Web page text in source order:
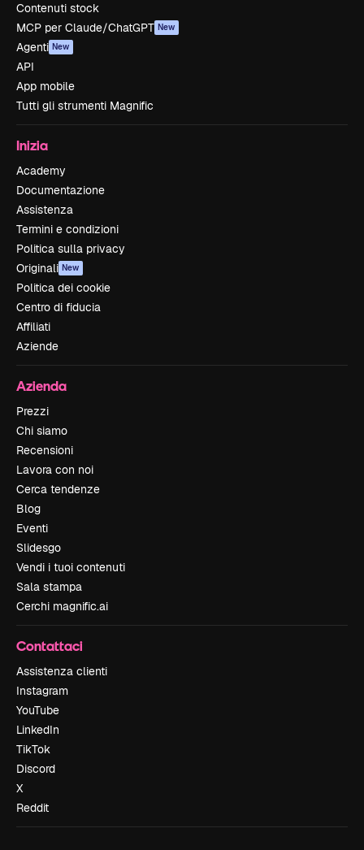
Contenuti stock
MCP per Claude/ChatGPT New
Agenti New
API
App mobile
Tutti gli strumenti Magnific
Inizia
Academy
Documentazione
Assistenza
Termini e condizioni
Politica sulla privacy
Originali New
Politica dei cookie
Centro di fiducia
Affiliati
Aziende
Azienda
Prezzi
Chi siamo
Recensioni
Lavora con noi
Cerca tendenze
Blog
Eventi
Slidesgo
Vendi i tuoi contenuti
Sala stampa
Cerchi magnific.ai
Contattaci
Assistenza clienti
Instagram
YouTube
LinkedIn
TikTok
Discord
X
Reddit